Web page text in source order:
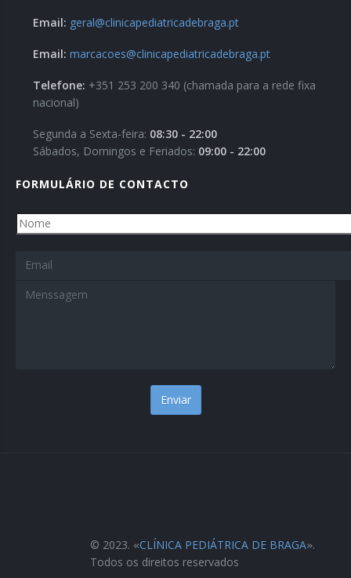
Email: geral@clinicapediatricadebraga.pt
Email: marcacoes@clinicapediatricadebraga.pt
Telefone: +351 253 200 340 (chamada para a rede fixa
nacional)
Segunda a Sexta-feira: 08:30 - 22:00
Sábados, Domingos e Feriados: 09:00 - 22:00
FORMULÁRIO DE CONTACTO
Email
© 2023. «CLÍNICA PEDIÁTRICA DE BRAGA».
Todos os direitos reservados